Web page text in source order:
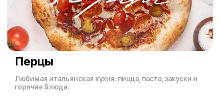
Перцы
Любимая итальянская кухня: пицца, паста, закуски и
горячие блюда.